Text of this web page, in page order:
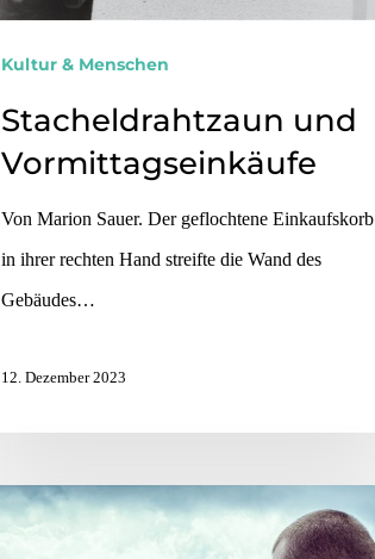
Kultur & Menschen
Stacheldrahtzaun und
Vormittagseinkäufe
Von Marion Sauer. Der geflochtene Einkaufskorb
in ihrer rechten Hand streifte die Wand des
Gebäudes…
12. Dezember 2023